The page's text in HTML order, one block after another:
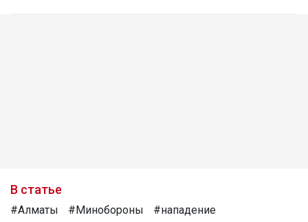
В статье
#Алматы #Минобороны #нападение